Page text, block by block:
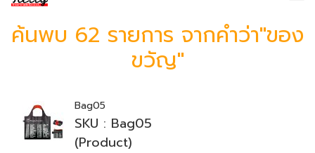
ค้นพบ 62 รายการ จากคำว่า"ของ
ขวัญ"
Bag05
SKU : Bag05
(Product)